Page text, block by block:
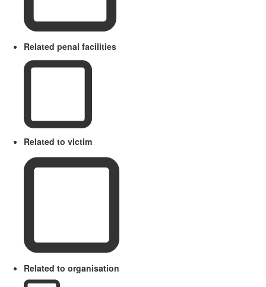
Related penal facilities
Related to victim
Related to organisation